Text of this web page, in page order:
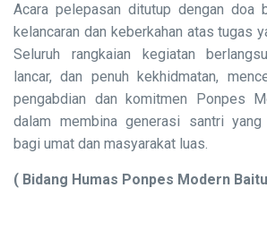
Acara pelepasan ditutup dengan doa
kelancaran dan keberkahan atas tugas
Seluruh rangkaian kegiatan
lancar, dan penuh kekhidmatan,
pengabdian dan komitmen Ponpes
dalam membina generasi santri
bagi umat dan masyarakat luas.
( Bidang Humas Ponpes Modern